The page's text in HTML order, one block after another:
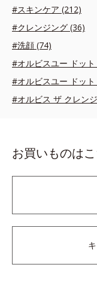
#スキンケア (212)
#クレンジング (36)
#洗顔 (74)
#オルビスユー ドット
#オルビスユー ドッ
#オルビス ザ クレン
お買いものは